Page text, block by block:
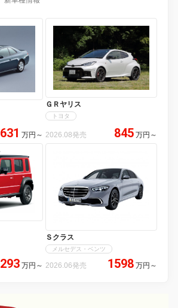
631 万円 ～
ＧＲヤリス
トヨタ
2026.08発売 845 万円 ～
293 万円 ～
Ｓクラス
メルセデス・ベンツ
2026.06発売 1598 万円 ～